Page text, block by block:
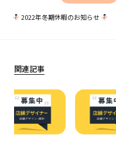
2022年冬期休暇のお知らせ
関連記事